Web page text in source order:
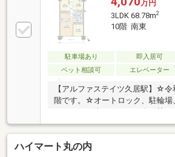
万円
3LDK 68.78m2
10階 南東
駐車場あり 即入居可
ペット相談可
エレベーター
【アルファステイツ久居駅】☆
階です。☆オートロック、駐輪場
座、浴室乾燥機、システムキッチ
ハイマート丸の内